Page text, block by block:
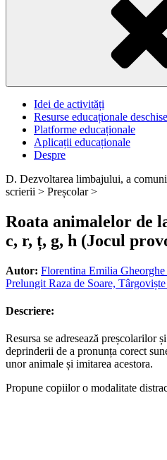
Idei de activități
Resurse educaționale deschise
Platforme educaționale
Aplicații educaționale
Despre
D. Dezvoltarea limbajului, a
scrierii > Preșcolar >
Roata animalelor de
c, r, ț, g, h (Jocul
Autor: Florentina Emilia
Prelungit Raza de Soare,
Descriere:
Resursa se adresează preșcolarilor
deprinderii de a pronunța corect
unor animale și imitarea acestora.
Propune copiilor o modalitate